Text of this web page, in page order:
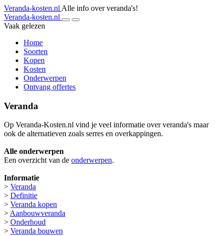
Veranda-kosten.nl Alle info over veranda's!
Veranda-kosten.nl
Vaak gelezen
Home
Soorten
Kopen
Kosten
Onderwerpen
Ontvang offertes
Veranda
Op Veranda-Kosten.nl vind je veel informatie over veranda's maar
ook de alternatieven zoals serres en overkappingen.
Alle onderwerpen
Een overzicht van de onderwerpen.
Informatie
> Veranda
> Definitie
> Veranda kopen
>Aanbouwveranda
> Onderhoud
> Veranda bouwen